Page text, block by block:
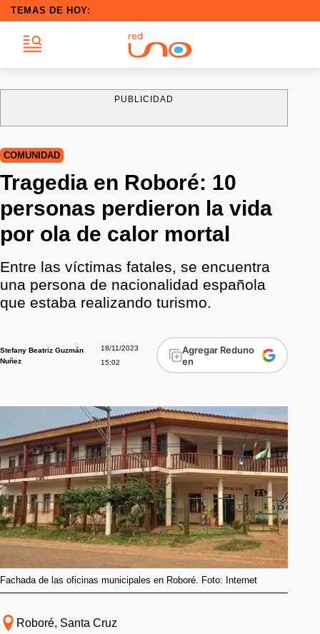
TEMAS DE HOY:
PUBLICIDAD
COMUNIDAD
Tragedia en Roboré: 10
personas perdieron la vida
por ola de calor mortal
Entre las víctimas fatales, se encuentra
una persona de nacionalidad española
que estaba realizando turismo.
Stefany Beatriz Guzmán
Nuñez
18/11/2023
15:02
Agregar Reduno
en
Fachada de las oficinas municipales en Roboré. Foto: Internet
Roboré, Santa Cruz